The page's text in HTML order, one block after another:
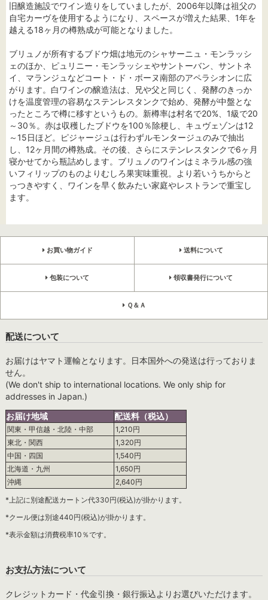
旧醸造施設でワイン造りをしていましたが、2006年以降は祖父の
自宅カーヴを使用するようになり、スペースが増えた結果、1年を
越える18ヶ月の樽熟成が可能となりました。
ブリュノが所有するブドウ畑は地元のシャサーニュ・モンラッシ
ェのほか、ピュリニー・モンラッシェやサントーバン、サントネ
イ、マランジュなどコート・ド・ボーヌ南部のアペラシオンに広
がります。白ワインの醸造法は、兄や父と同じく、発酵のきっか
けを温度管理の容易なステンレスタンクで始め、発酵が中盤とな
ったところで樽に移すというもの。新樽率は村名で20%、1級で20
～30％。赤は収穫したブドウを100％除梗し、キュヴェゾンは12
～15日ほど。ピジャージュは行わずルモンタージュのみで抽出
し、12ヶ月間の樽熟成。その後、さらにステンレスタンクで6ヶ月
寝かせてから瓶詰めします。ブリュノのワインはミネラル感の強
いフィリップのものよりむしろ果実味重視。より若いうちからと
っつきやすく、ワインを早く飲みたい家庭やレストランで重宝し
ます。
お買い物ガイド 送料について
包装について 領収書発行について
Ｑ＆Ａ
配送について
お届けはヤマト運輸となります。日本国外への発送は行っておりま
せん。
(We don't ship to international locations. We only ship for
addresses in Japan.)
お届け地域
配送料（税込）
関東・甲信越・北陸・中部
1,210円
東北・関西
1,320円
中国・四国
1,540円
北海道・九州
1,650円
沖縄
2,640円
*上記に別途配送カートン代330円(税込)が掛かります。
*クール便は別途440円(税込)が掛かります。
*表示金額は消費税率10％です。
お支払方法について
クレジットカード・代金引換・銀行振込よりお選びいただけます。